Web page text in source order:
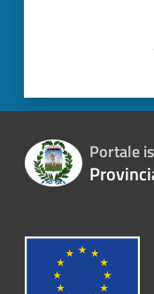
Portale